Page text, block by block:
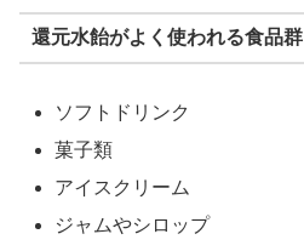
還元水飴がよく使われる食品群
ソフトドリンク
菓子類
アイスクリーム
ジャムやシロップ